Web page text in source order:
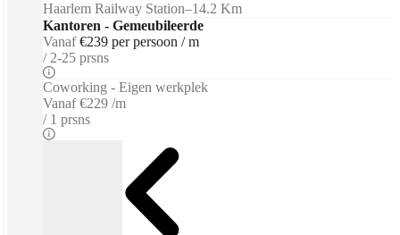
Haarlem Railway Station–14.2 Km
Kantoren - Gemeubileerde
Vanaf €239 per persoon / m
2-25 prsns
Coworking - Eigen werkplek
Vanaf €229 /m
1 prsns